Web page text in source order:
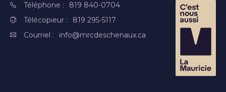
Téléphone :
819 840-0704
Télécopieur :
819 295-5117
Courriel :
info@mrcdeschenaux.ca